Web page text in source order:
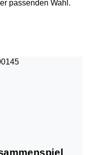
passenden Wahl.